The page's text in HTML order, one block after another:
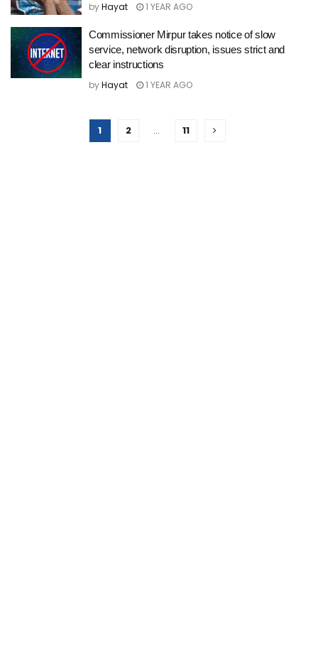
byHayat 1 YEAR AGO
Commissioner Mirpur takes notice of slow
service, network disruption, issues strict and
clear instructions
byHayat 1 YEAR AGO
1 2 … 11